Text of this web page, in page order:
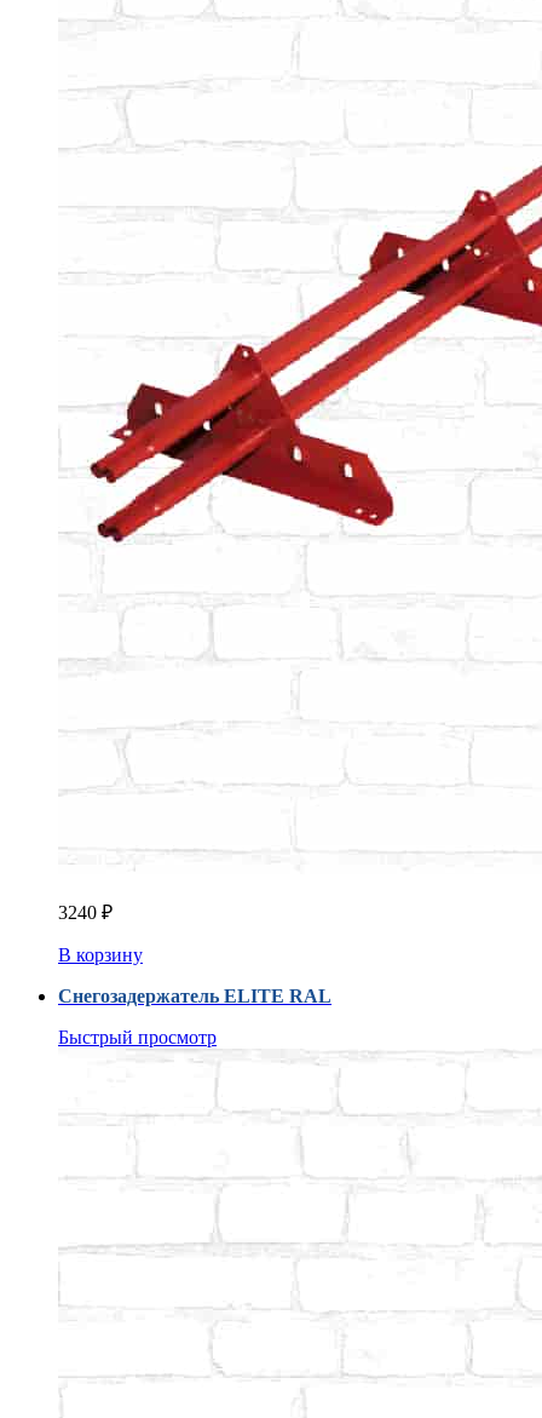
3240 ₽
В корзину
Снегозадержатель ELITE RAL
Быстрый просмотр